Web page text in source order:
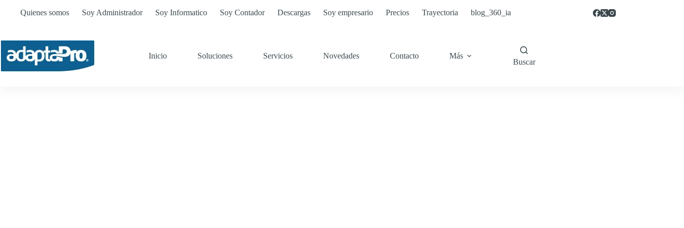
Quienes somos Soy Administrador Soy Informatico Soy Contador Descargas Soy empresario Precios Trayectoria blog_360_ia
Inicio Soluciones Servicios Novedades Contacto Más
Buscar